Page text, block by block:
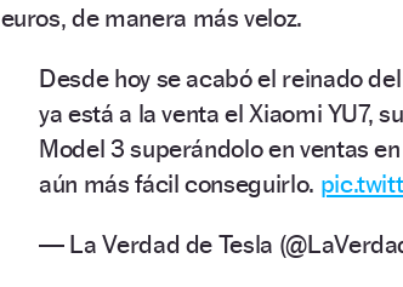
euros, de manera más veloz.
Desde hoy se acabó el reinado
ya está a la venta el Xiaomi YU7,
Model 3 superándolo en ventas
aún más fácil conseguirlo.
— La Verdad de Tesla